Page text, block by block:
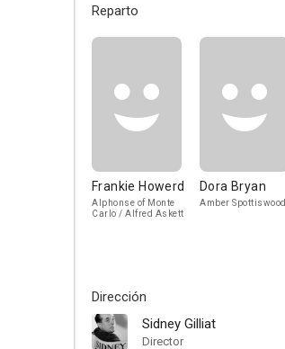
Reparto
Frankie Howerd
Alphonse of Monte
Carlo / Alfred Askett
Dora Bryan
Amber Spottiswood
Dirección
Sidney Gilliat
Director